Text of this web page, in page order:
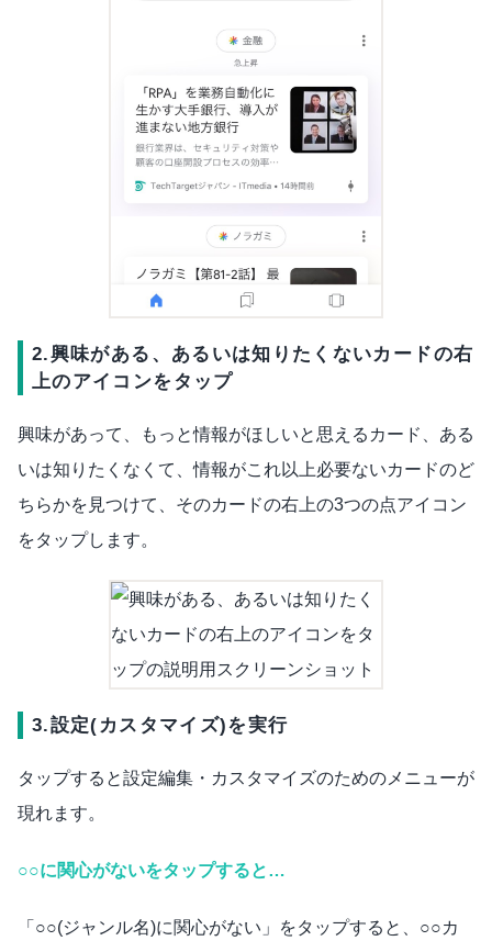
2.興味がある、あるいは知りたくないカードの右
上のアイコンをタップ
興味があって、もっと情報がほしいと思えるカード、ある
いは知りたくなくて、情報がこれ以上必要ないカードのど
ちらかを見つけて、そのカードの右上の3つの点アイコン
をタップします。
3.設定(カスタマイズ)を実行
タップすると設定編集・カスタマイズのためのメニューが
現れます。
○○に関心がないをタップすると…
「○○(ジャンル名)に関心がない」をタップすると、○○カ